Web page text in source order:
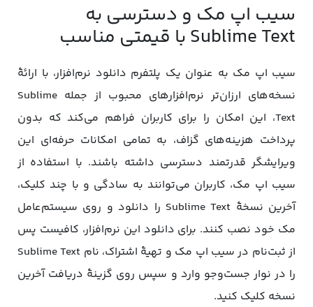
سیب اپ مک و دسترسی به
Sublime Text با قیمتی مناسب
سیب اپ مک به عنوان یک پلتفرم دانلود نرم‌افزار، با ارائۀ
نسخه‌های ارزان‌تر نرم‌افزارهای محبوب از جمله Sublime
Text، این امکان را برای کاربران فراهم می‌کند که بدون
پرداخت هزینه‌های گزاف، به تمامی امکانات حرفه‌ای این
ویرایشگر قدرتمند دسترسی داشته باشند. با استفاده از
سیب اپ مک، کاربران می‌توانند به سادگی و با چند کلیک،
آخرین نسخۀ Sublime Text را دانلود و روی سیستم‌عامل
مک خود نصب کنند. برای دانلود این نرم‌افزار، کافیست پس
از ثبت‌نام در سیب اپ مک و تهیۀ اشتراک، نام Sublime Text
را در نوار جست‌وجو وارد و سپس روی گزینۀ دریافت آخرین
نسخه کلیک کنید.